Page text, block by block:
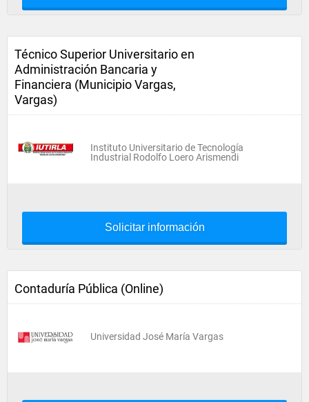
Técnico Superior Universitario en
Administración Bancaria y
Financiera (Municipio Vargas,
Vargas)
Instituto Universitario de Tecnología
Industrial Rodolfo Loero Arismendi
Solicitar información
Contaduría Pública (Online)
Universidad José María Vargas